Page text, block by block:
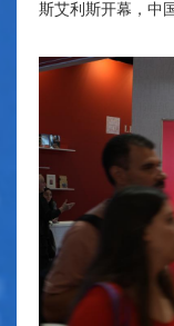
斯艾利斯开幕，中